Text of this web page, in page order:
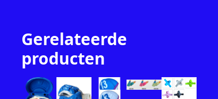
Gerelateerde
producten